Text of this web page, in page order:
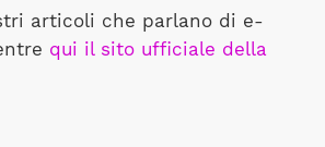
articoli che parlano di e-
qui il sito ufficiale della